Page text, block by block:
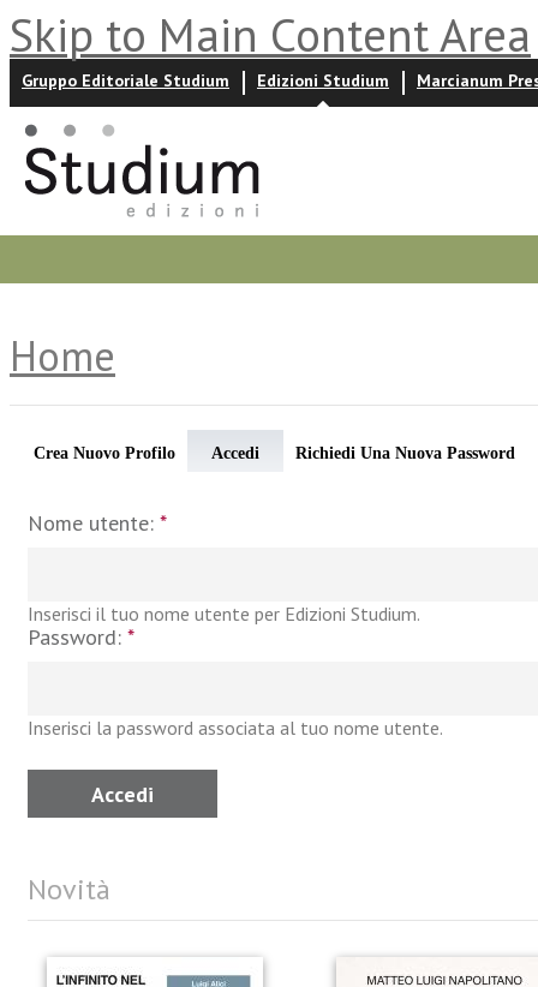
Skip to Main Content Area
Gruppo Editoriale Studium Edizioni Studium Marcianum
Home
Crea Nuovo Profilo Accedi Richiedi Una Nuova Password
Nome utente: *
Inserisci il tuo nome utente per Edizioni Studium.
Password: *
Inserisci la password associata al tuo nome utente.
Novità